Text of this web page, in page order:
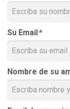
Su Email*
Nombre de su